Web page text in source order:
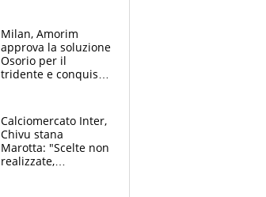
Milan, Amorim
approva la soluzione
Osorio per il
tridente e conquista
Allegri
Calciomercato Inter,
Chivu stana
Marotta: "Scelte non
realizzate,